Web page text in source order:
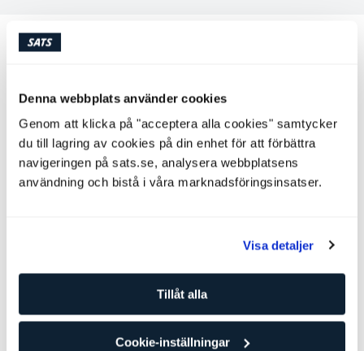
Denna webbplats använder cookies
Genom att klicka på "acceptera alla cookies" samtycker
du till lagring av cookies på din enhet för att förbättra
navigeringen på sats.se, analysera webbplatsens
användning och bistå i våra marknadsföringsinsatser.
Visa detaljer
Tillåt alla
Cookie-inställningar
Andra personliga tränare som kan
Personlig tränare
SATS SoFo
Nivå: 4
Coaching
Attila Kiraly
Personlig tränare
SATS SoFo Nivå: 2